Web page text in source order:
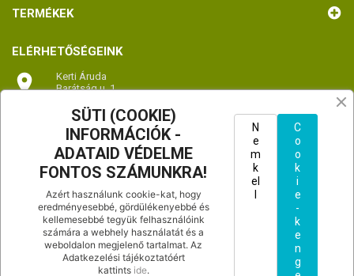
TERMÉKEK
ELÉRHETŐSÉGEINK

Kerti Áruda
Barátság u. 1.
Magyarország
TÉRKÉP - útvonaltervezés
Hívjon minket:
+36702992066
Küldjön e-mail-t nekünk:
floragarden01@gmail.com
SÜTI (COOKIE)
INFORMÁCIÓK -
ADATAID VÉDELME
FONTOS SZÁMUNKRA!
Azért használunk cookie-kat, hogy
eredményesebbé, gördülékenyebbé és
kellemesebbé tegyük felhasználóink
számára a webhely használatát és a
weboldalon megjelenő tartalmat. Az
Adatkezelési tájékoztatóért
kattints ide.
C
o
o
k
i
e
-
k
e
n
g
N
e
m
k
el